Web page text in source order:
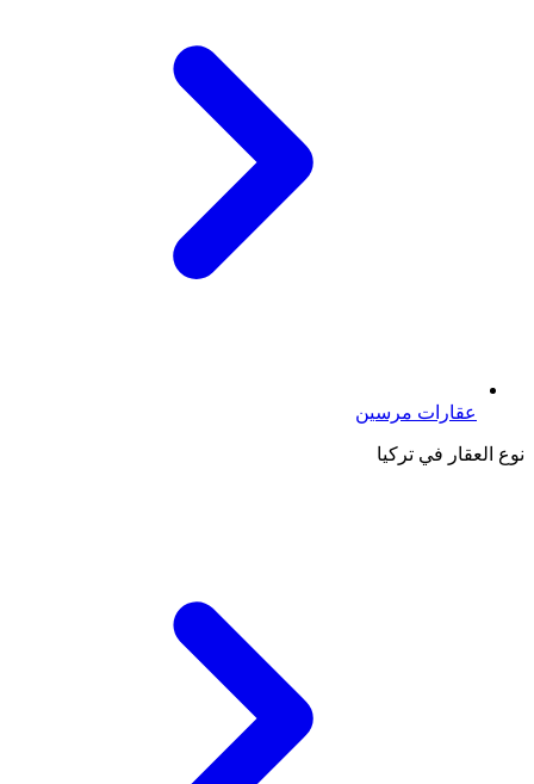
عقارات مرسين
نوع العقار في تركيا